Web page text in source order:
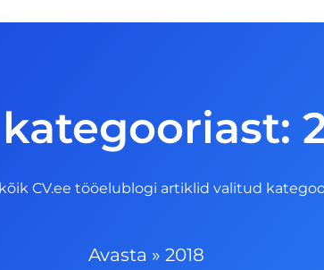
CV.ee tööelublogi artiklid valitud
Avasta » 2018